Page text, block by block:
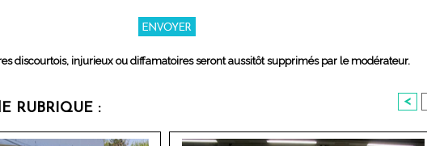
discourtois, injurieux ou diffamatoires seront aussitôt supprimés par le modérateur.
RUBRIQUE : <